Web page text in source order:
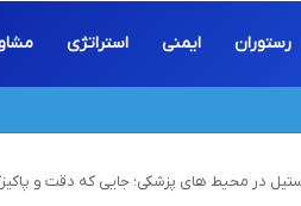
رستوران ایمنی استراتژی
در محیط های پزشکی؛ جایی که دقت و